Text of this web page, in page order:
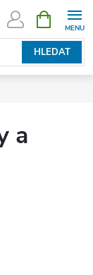
HLEDAT
NÁKUPNÍ
KOŠÍK
a